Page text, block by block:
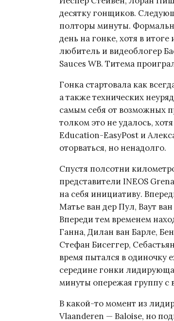
десятку гонщиков.
полторы минуты.
день на гонке, хотя в
любитель и видеоблогер
Sauces WB. Титема
Гонка стартовала как
а также технических
самым себя от возможных
толком это не удалось,
Education-EasyPost и
оторваться, но ненадолго.
Спустя полсотни
представители INEOS
на себя инициативу.
Матье ван дер Пул, Ваут
Впереди тем временем
Ганна, Дилан ван Барле,
Стефан Бисеггер,
время пытался в одиночку
середине гонки
минуты опережая группу с
В какой-то момент из
Vlaanderen — Baloise, но